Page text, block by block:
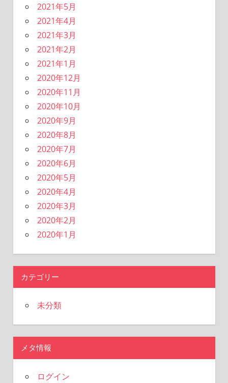
2021年5月
2021年4月
2021年3月
2021年2月
2021年1月
2020年12月
2020年11月
2020年10月
2020年9月
2020年8月
2020年7月
2020年6月
2020年5月
2020年4月
2020年3月
2020年2月
2020年1月
カテゴリー
未分類
メタ情報
ログイン